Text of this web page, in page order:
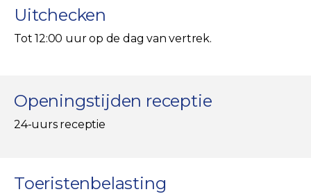
Uitchecken
Tot 12:00 uur op de dag van vertrek.
Openingstijden receptie
24-uurs receptie
Toeristenbelasting